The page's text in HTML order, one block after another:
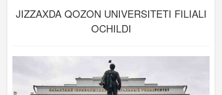
JIZZAXDA QOZON UNIVERSITETI FILIALI
OCHILDI